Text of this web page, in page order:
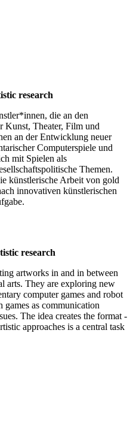
research
die an den
Kunst, Theater, Film und
an der Entwicklung neuer
Computerspiele und
mit Spielen als
Themen.
künstlerische Arbeit von gold
innovativen künstlerischen
research
artworks in and in between
arts. They are exploring new
computer games and robot
games as communication
The idea creates the format -
approaches is a central task